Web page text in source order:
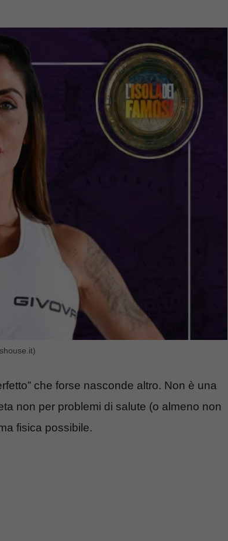
che forse nasconde altro. Non è una
non per problemi di salute (o almeno non
fisica possibile.